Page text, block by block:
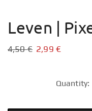
Leven |
4,50€ 2,99 €